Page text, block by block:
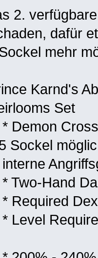
2.
dafür
mehr
Karnd's
Set
Demon
Sockel
Two-Hand
Required
Level